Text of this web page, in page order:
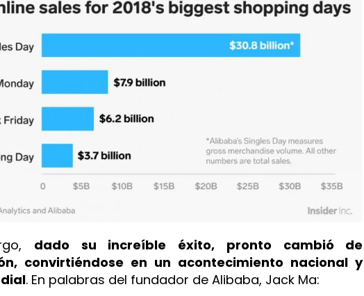
dado su increíble éxito, pronto cambió de
convirtiéndose en un acontecimiento nacional y
. En palabras del fundador de Alibaba, Jack Ma: